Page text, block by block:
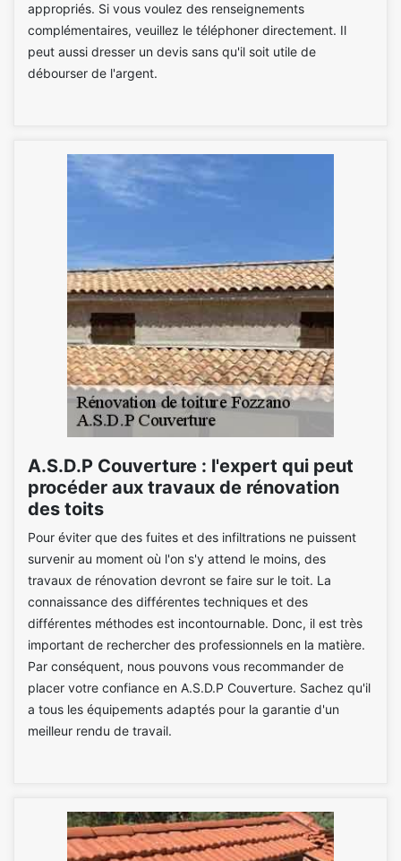
appropriés. Si vous voulez des renseignements
complémentaires, veuillez le téléphoner directement. Il
peut aussi dresser un devis sans qu'il soit utile de
débourser de l'argent.
A.S.D.P Couverture : l'expert qui peut
procéder aux travaux de rénovation
des toits
Pour éviter que des fuites et des infiltrations ne puissent
survenir au moment où l'on s'y attend le moins, des
travaux de rénovation devront se faire sur le toit. La
connaissance des différentes techniques et des
différentes méthodes est incontournable. Donc, il est très
important de rechercher des professionnels en la matière.
Par conséquent, nous pouvons vous recommander de
placer votre confiance en A.S.D.P Couverture. Sachez qu'il
a tous les équipements adaptés pour la garantie d'un
meilleur rendu de travail.